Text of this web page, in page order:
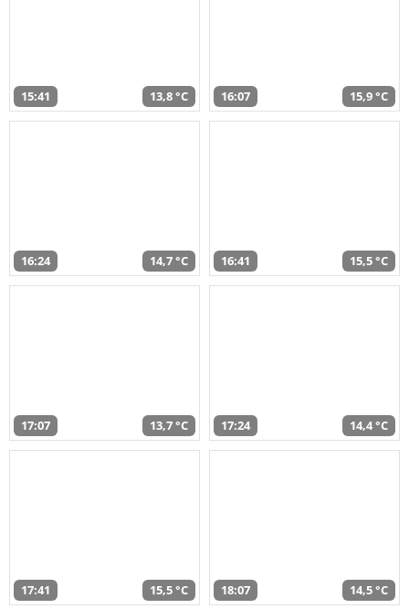
15:41 13,8 °C 16:07 15,9 °C
16:24 14,7 °C 16:41 15,5 °C
17:07 13,7 °C 17:24 14,4 °C
17:41 15,5 °C 18:07 14,5 °C